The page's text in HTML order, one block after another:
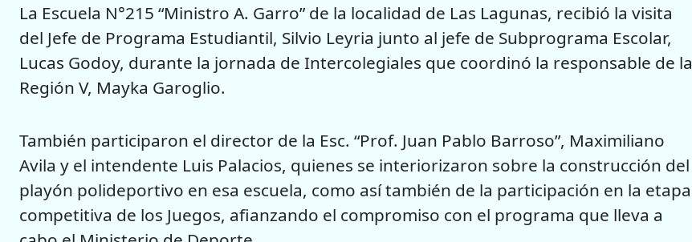
La Escuela N°215 “Ministro A. Garro” de la localidad de Las Lagunas, recibió la visita
del Jefe de Programa Estudiantil, Silvio Leyria junto al jefe de Subprograma Escolar,
Lucas Godoy, durante la jornada de Intercolegiales que coordinó la responsable de la
Región V, Mayka Garoglio.
También participaron el director de la Esc. “Prof. Juan Pablo Barroso”, Maximiliano
Avila y el intendente Luis Palacios, quienes se interiorizaron sobre la construcción del
playón polideportivo en esa escuela, como así también de la participación en la etapa
competitiva de los Juegos, afianzando el compromiso con el programa que lleva a